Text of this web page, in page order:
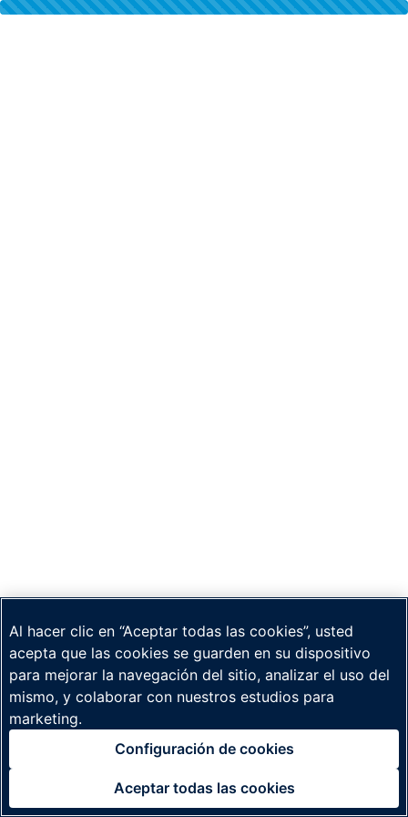
Al hacer clic en “Aceptar todas las cookies”, usted
acepta que las cookies se guarden en su dispositivo
para mejorar la navegación del sitio, analizar el uso del
mismo, y colaborar con nuestros estudios para
marketing.
Configuración de cookies
Aceptar todas las cookies